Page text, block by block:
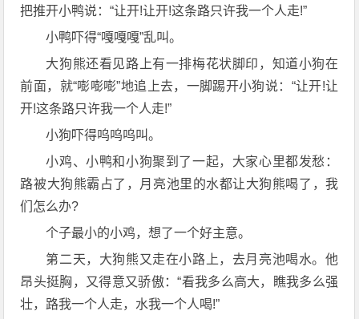
把推开小鸭说：“让开!让开!这条路只许我一个人走!”
小鸭吓得“嘎嘎嘎”乱叫。
大狗熊还看见路上有一排梅花状脚印，知道小狗在
前面，就“嘭嘭嘭”地追上去，一脚踢开小狗说：“让开!让
开!这条路只许我一个人走!”
小狗吓得呜呜呜叫。
小鸡、小鸭和小狗聚到了一起，大家心里都发愁：
路被大狗熊霸占了，月亮池里的水都让大狗熊喝了，我
们怎么办?
个子最小的小鸡，想了一个好主意。
第二天，大狗熊又走在小路上，去月亮池喝水。他
昂头挺胸，又得意又骄傲：“看我多么高大，瞧我多么强
壮，路我一个人走，水我一个人喝!”